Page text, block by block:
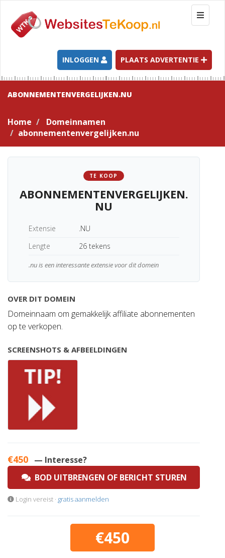
T
o
g
l
e
n
t
i
INLOGGEN PLAATS ADVERTENTIE
ABONNEMENTENVERGELIJKEN.NU
Home
Domeinnamen
abonnementenvergelijken.nu
TE KOOP
ABONNEMENTENVERGELIJKEN.
NU
Extensie
.NU
Lengte
26 tekens
.nu is een interessante extensie voor dit domein
OVER DIT DOMEIN
Domeinnaam om gemakkelijk affiliate abonnementen
op te verkopen.
SCREENSHOTS & AFBEELDINGEN
€450 — Interesse?
BOD UITBRENGEN OF BERICHT STUREN
Login vereist · gratis aanmelden
€450